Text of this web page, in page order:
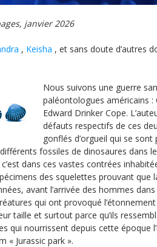
janvier 2026
, Keisha , et sans doute d’autres
Nous suivons une guerre
paléontologues américains
Edward Drinker Cope.
défauts respectifs de ces
gonflés d’orgueil qui se
fossiles de dinosaures dans
dans ces vastes contrées
des squelettes prouvant que
avant l’arrivée des hommes
qui ont provoqué
taille et surtout parce qu’ils
qui nourrissent depuis cette époque
« Jurassic park ».